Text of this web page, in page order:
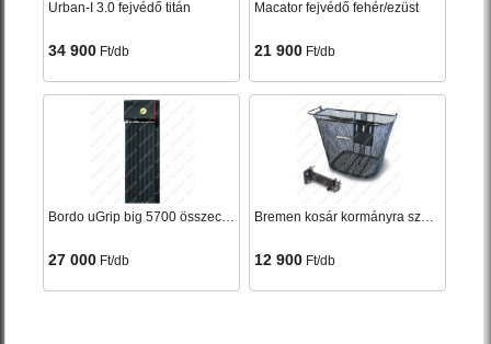
Urban-I 3.0 fejvédő titán
34 900 Ft/db
Macator fejvédő fehér/ezüst
21 900 Ft/db
Bordo uGrip big 5700 összecsukható lakat fekete 100cm
27 000 Ft/db
Bremen kosár kormányra szerelhető fekete levehető
12 900 Ft/db